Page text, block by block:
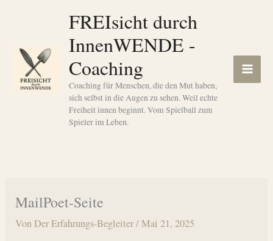
FREIsicht durch
InnenWENDE -
Coaching
Coaching für Menschen, die den Mut haben,
sich selbst in die Augen zu sehen. Weil echte
Freiheit innen beginnt. Vom Spielball zum
Spieler im Leben.
MailPoet-Seite
VonDer Erfahrungs-Begleiter/Mai 21, 2025